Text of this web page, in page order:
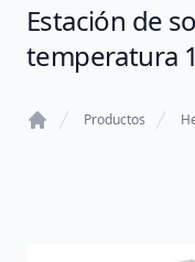
Estación de
temperatura
Productos